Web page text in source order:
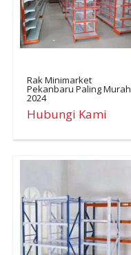
Rak Minimarket
Pekanbaru Paling Murah
2024
Hubungi Kami